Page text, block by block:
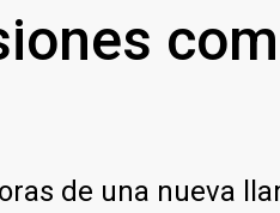
de una nueva